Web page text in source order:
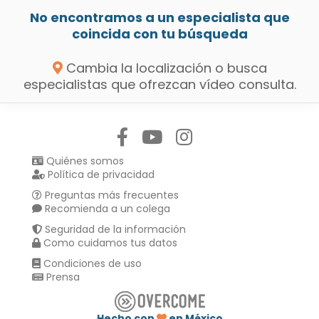
No encontramos a un especialista que
coincida con tu búsqueda
Cambia la localización o busca
especialistas que ofrezcan vídeo consulta.
Quiénes somos
Política de privacidad
Preguntas más frecuentes
Recomienda a un colega
Seguridad de la información
Como cuidamos tus datos
Condiciones de uso
Prensa